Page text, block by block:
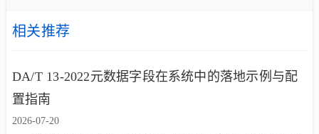
相关推荐
DA/T 13-2022元数据字段在系统中的落地示例与配
置指南
2026-07-20